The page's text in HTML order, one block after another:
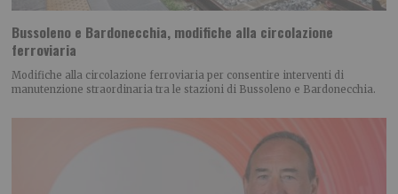
Bussoleno e Bardonecchia, modifiche alla circolazione
ferroviaria
Modifiche alla circolazione ferroviaria per consentire interventi di
manutenzione straordinaria tra le stazioni di Bussoleno e Bardonecchia.